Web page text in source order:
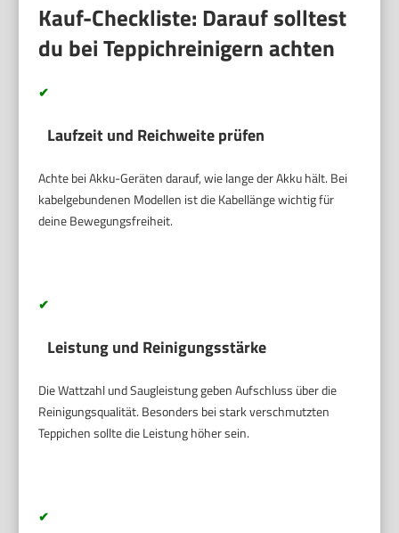
Kauf-Checkliste: Darauf solltest
du bei Teppichreinigern achten
✔
Laufzeit und Reichweite prüfen
Achte bei Akku-Geräten darauf, wie lange der Akku hält. Bei
kabelgebundenen Modellen ist die Kabellänge wichtig für
deine Bewegungsfreiheit.
✔
Leistung und Reinigungsstärke
Die Wattzahl und Saugleistung geben Aufschluss über die
Reinigungsqualität. Besonders bei stark verschmutzten
Teppichen sollte die Leistung höher sein.
✔